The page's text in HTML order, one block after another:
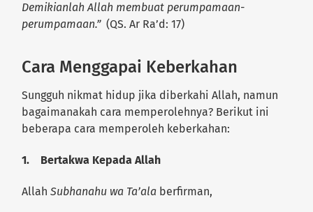
Demikianlah Allah membuat perumpamaan-
perumpamaan.”(QS. Ar Ra’d: 17)
Cara Menggapai Keberkahan
Sungguh nikmat hidup jika diberkahi Allah, namun
bagaimanakah cara memperolehnya? Berikut ini
beberapa cara memperoleh keberkahan:
1. Bertakwa Kepada Allah
AllahSubhanahu wa Ta’ala berfirman,